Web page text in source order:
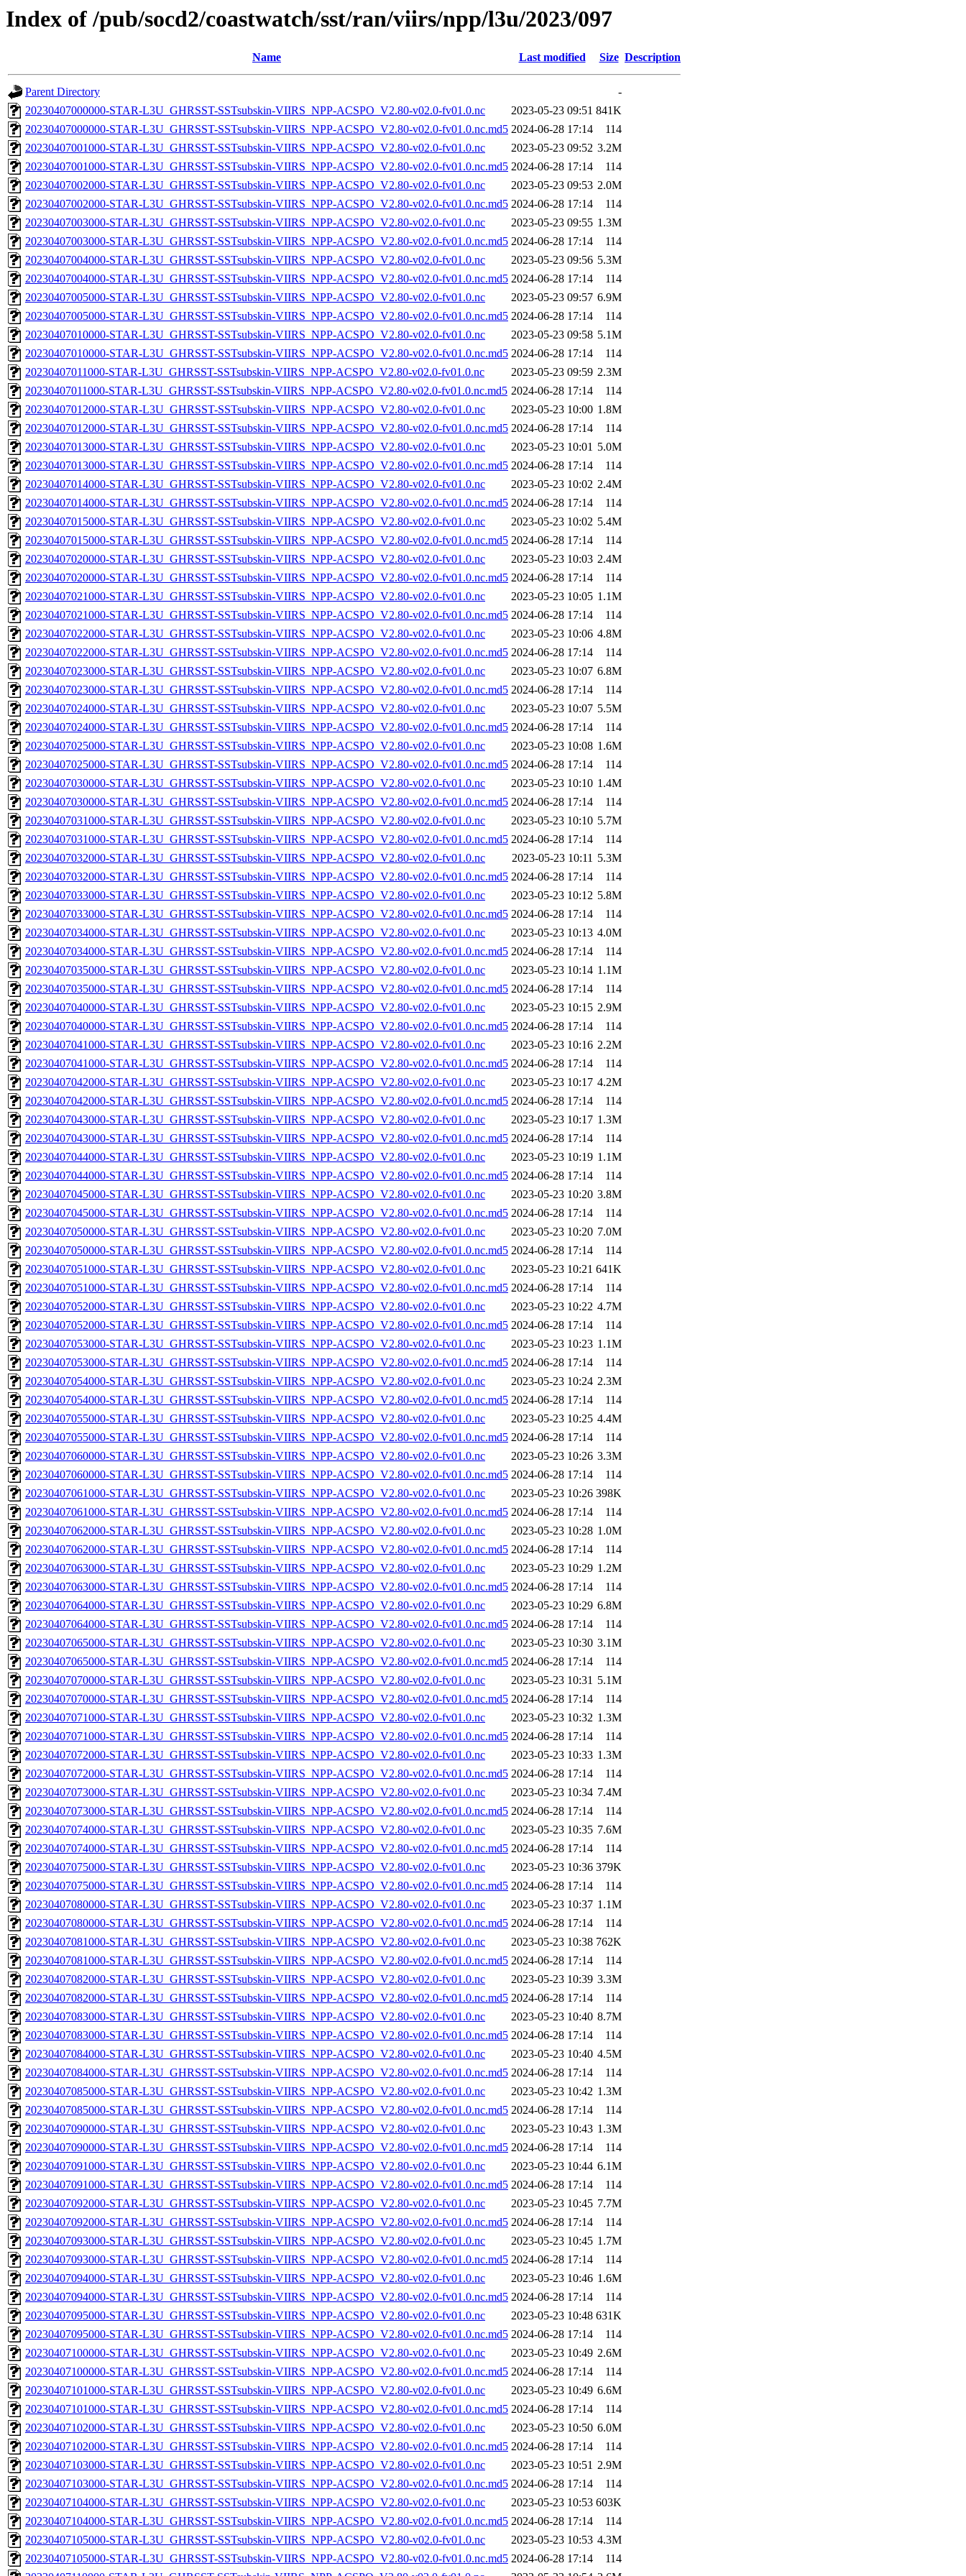
Index of /pub/socd2/coastwatch/sst/ran/viirs/npp/l3u/2023/097
Name Last modified Size Description
Parent Directory
-
20230407000000-STAR-L3U_GHRSST-SSTsubskin-VIIRS_NPP-ACSPO_V2.80-v02.0-fv01.0.nc
2023-05-23 09:51 841K
20230407000000-STAR-L3U_GHRSST-SSTsubskin-VIIRS_NPP-ACSPO_V2.80-v02.0-fv01.0.nc.md5 2024-06-28 17:14
114
20230407001000-STAR-L3U_GHRSST-SSTsubskin-VIIRS_NPP-ACSPO_V2.80-v02.0-fv01.0.nc
2023-05-23 09:52 3.2M
20230407001000-STAR-L3U_GHRSST-SSTsubskin-VIIRS_NPP-ACSPO_V2.80-v02.0-fv01.0.nc.md5 2024-06-28 17:14
114
20230407002000-STAR-L3U_GHRSST-SSTsubskin-VIIRS_NPP-ACSPO_V2.80-v02.0-fv01.0.nc
2023-05-23 09:53 2.0M
20230407002000-STAR-L3U_GHRSST-SSTsubskin-VIIRS_NPP-ACSPO_V2.80-v02.0-fv01.0.nc.md5 2024-06-28 17:14
114
20230407003000-STAR-L3U_GHRSST-SSTsubskin-VIIRS_NPP-ACSPO_V2.80-v02.0-fv01.0.nc
2023-05-23 09:55 1.3M
20230407003000-STAR-L3U_GHRSST-SSTsubskin-VIIRS_NPP-ACSPO_V2.80-v02.0-fv01.0.nc.md5 2024-06-28 17:14
114
20230407004000-STAR-L3U_GHRSST-SSTsubskin-VIIRS_NPP-ACSPO_V2.80-v02.0-fv01.0.nc
2023-05-23 09:56 5.3M
20230407004000-STAR-L3U_GHRSST-SSTsubskin-VIIRS_NPP-ACSPO_V2.80-v02.0-fv01.0.nc.md5 2024-06-28 17:14
114
20230407005000-STAR-L3U_GHRSST-SSTsubskin-VIIRS_NPP-ACSPO_V2.80-v02.0-fv01.0.nc
2023-05-23 09:57 6.9M
20230407005000-STAR-L3U_GHRSST-SSTsubskin-VIIRS_NPP-ACSPO_V2.80-v02.0-fv01.0.nc.md5 2024-06-28 17:14
114
20230407010000-STAR-L3U_GHRSST-SSTsubskin-VIIRS_NPP-ACSPO_V2.80-v02.0-fv01.0.nc
2023-05-23 09:58 5.1M
20230407010000-STAR-L3U_GHRSST-SSTsubskin-VIIRS_NPP-ACSPO_V2.80-v02.0-fv01.0.nc.md5 2024-06-28 17:14
114
20230407011000-STAR-L3U_GHRSST-SSTsubskin-VIIRS_NPP-ACSPO_V2.80-v02.0-fv01.0.nc
2023-05-23 09:59 2.3M
20230407011000-STAR-L3U_GHRSST-SSTsubskin-VIIRS_NPP-ACSPO_V2.80-v02.0-fv01.0.nc.md5 2024-06-28 17:14
114
20230407012000-STAR-L3U_GHRSST-SSTsubskin-VIIRS_NPP-ACSPO_V2.80-v02.0-fv01.0.nc
2023-05-23 10:00 1.8M
20230407012000-STAR-L3U_GHRSST-SSTsubskin-VIIRS_NPP-ACSPO_V2.80-v02.0-fv01.0.nc.md5 2024-06-28 17:14
114
20230407013000-STAR-L3U_GHRSST-SSTsubskin-VIIRS_NPP-ACSPO_V2.80-v02.0-fv01.0.nc
2023-05-23 10:01 5.0M
20230407013000-STAR-L3U_GHRSST-SSTsubskin-VIIRS_NPP-ACSPO_V2.80-v02.0-fv01.0.nc.md5 2024-06-28 17:14
114
20230407014000-STAR-L3U_GHRSST-SSTsubskin-VIIRS_NPP-ACSPO_V2.80-v02.0-fv01.0.nc
2023-05-23 10:02 2.4M
20230407014000-STAR-L3U_GHRSST-SSTsubskin-VIIRS_NPP-ACSPO_V2.80-v02.0-fv01.0.nc.md5 2024-06-28 17:14
114
20230407015000-STAR-L3U_GHRSST-SSTsubskin-VIIRS_NPP-ACSPO_V2.80-v02.0-fv01.0.nc
2023-05-23 10:02 5.4M
20230407015000-STAR-L3U_GHRSST-SSTsubskin-VIIRS_NPP-ACSPO_V2.80-v02.0-fv01.0.nc.md5 2024-06-28 17:14
114
20230407020000-STAR-L3U_GHRSST-SSTsubskin-VIIRS_NPP-ACSPO_V2.80-v02.0-fv01.0.nc
2023-05-23 10:03 2.4M
20230407020000-STAR-L3U_GHRSST-SSTsubskin-VIIRS_NPP-ACSPO_V2.80-v02.0-fv01.0.nc.md5 2024-06-28 17:14
114
20230407021000-STAR-L3U_GHRSST-SSTsubskin-VIIRS_NPP-ACSPO_V2.80-v02.0-fv01.0.nc
2023-05-23 10:05 1.1M
20230407021000-STAR-L3U_GHRSST-SSTsubskin-VIIRS_NPP-ACSPO_V2.80-v02.0-fv01.0.nc.md5 2024-06-28 17:14
114
20230407022000-STAR-L3U_GHRSST-SSTsubskin-VIIRS_NPP-ACSPO_V2.80-v02.0-fv01.0.nc
2023-05-23 10:06 4.8M
20230407022000-STAR-L3U_GHRSST-SSTsubskin-VIIRS_NPP-ACSPO_V2.80-v02.0-fv01.0.nc.md5 2024-06-28 17:14
114
20230407023000-STAR-L3U_GHRSST-SSTsubskin-VIIRS_NPP-ACSPO_V2.80-v02.0-fv01.0.nc
2023-05-23 10:07 6.8M
20230407023000-STAR-L3U_GHRSST-SSTsubskin-VIIRS_NPP-ACSPO_V2.80-v02.0-fv01.0.nc.md5 2024-06-28 17:14
114
20230407024000-STAR-L3U_GHRSST-SSTsubskin-VIIRS_NPP-ACSPO_V2.80-v02.0-fv01.0.nc
2023-05-23 10:07 5.5M
20230407024000-STAR-L3U_GHRSST-SSTsubskin-VIIRS_NPP-ACSPO_V2.80-v02.0-fv01.0.nc.md5 2024-06-28 17:14
114
20230407025000-STAR-L3U_GHRSST-SSTsubskin-VIIRS_NPP-ACSPO_V2.80-v02.0-fv01.0.nc
2023-05-23 10:08 1.6M
20230407025000-STAR-L3U_GHRSST-SSTsubskin-VIIRS_NPP-ACSPO_V2.80-v02.0-fv01.0.nc.md5 2024-06-28 17:14
114
20230407030000-STAR-L3U_GHRSST-SSTsubskin-VIIRS_NPP-ACSPO_V2.80-v02.0-fv01.0.nc
2023-05-23 10:10 1.4M
20230407030000-STAR-L3U_GHRSST-SSTsubskin-VIIRS_NPP-ACSPO_V2.80-v02.0-fv01.0.nc.md5 2024-06-28 17:14
114
20230407031000-STAR-L3U_GHRSST-SSTsubskin-VIIRS_NPP-ACSPO_V2.80-v02.0-fv01.0.nc
2023-05-23 10:10 5.7M
20230407031000-STAR-L3U_GHRSST-SSTsubskin-VIIRS_NPP-ACSPO_V2.80-v02.0-fv01.0.nc.md5 2024-06-28 17:14
114
20230407032000-STAR-L3U_GHRSST-SSTsubskin-VIIRS_NPP-ACSPO_V2.80-v02.0-fv01.0.nc
2023-05-23 10:11 5.3M
20230407032000-STAR-L3U_GHRSST-SSTsubskin-VIIRS_NPP-ACSPO_V2.80-v02.0-fv01.0.nc.md5 2024-06-28 17:14
114
20230407033000-STAR-L3U_GHRSST-SSTsubskin-VIIRS_NPP-ACSPO_V2.80-v02.0-fv01.0.nc
2023-05-23 10:12 5.8M
20230407033000-STAR-L3U_GHRSST-SSTsubskin-VIIRS_NPP-ACSPO_V2.80-v02.0-fv01.0.nc.md5 2024-06-28 17:14
114
20230407034000-STAR-L3U_GHRSST-SSTsubskin-VIIRS_NPP-ACSPO_V2.80-v02.0-fv01.0.nc
2023-05-23 10:13 4.0M
20230407034000-STAR-L3U_GHRSST-SSTsubskin-VIIRS_NPP-ACSPO_V2.80-v02.0-fv01.0.nc.md5 2024-06-28 17:14
114
20230407035000-STAR-L3U_GHRSST-SSTsubskin-VIIRS_NPP-ACSPO_V2.80-v02.0-fv01.0.nc
2023-05-23 10:14 1.1M
20230407035000-STAR-L3U_GHRSST-SSTsubskin-VIIRS_NPP-ACSPO_V2.80-v02.0-fv01.0.nc.md5 2024-06-28 17:14
114
20230407040000-STAR-L3U_GHRSST-SSTsubskin-VIIRS_NPP-ACSPO_V2.80-v02.0-fv01.0.nc
2023-05-23 10:15 2.9M
20230407040000-STAR-L3U_GHRSST-SSTsubskin-VIIRS_NPP-ACSPO_V2.80-v02.0-fv01.0.nc.md5 2024-06-28 17:14
114
20230407041000-STAR-L3U_GHRSST-SSTsubskin-VIIRS_NPP-ACSPO_V2.80-v02.0-fv01.0.nc
2023-05-23 10:16 2.2M
20230407041000-STAR-L3U_GHRSST-SSTsubskin-VIIRS_NPP-ACSPO_V2.80-v02.0-fv01.0.nc.md5 2024-06-28 17:14
114
20230407042000-STAR-L3U_GHRSST-SSTsubskin-VIIRS_NPP-ACSPO_V2.80-v02.0-fv01.0.nc
2023-05-23 10:17 4.2M
20230407042000-STAR-L3U_GHRSST-SSTsubskin-VIIRS_NPP-ACSPO_V2.80-v02.0-fv01.0.nc.md5 2024-06-28 17:14
114
20230407043000-STAR-L3U_GHRSST-SSTsubskin-VIIRS_NPP-ACSPO_V2.80-v02.0-fv01.0.nc
2023-05-23 10:17 1.3M
20230407043000-STAR-L3U_GHRSST-SSTsubskin-VIIRS_NPP-ACSPO_V2.80-v02.0-fv01.0.nc.md5 2024-06-28 17:14
114
20230407044000-STAR-L3U_GHRSST-SSTsubskin-VIIRS_NPP-ACSPO_V2.80-v02.0-fv01.0.nc
2023-05-23 10:19 1.1M
20230407044000-STAR-L3U_GHRSST-SSTsubskin-VIIRS_NPP-ACSPO_V2.80-v02.0-fv01.0.nc.md5 2024-06-28 17:14
114
20230407045000-STAR-L3U_GHRSST-SSTsubskin-VIIRS_NPP-ACSPO_V2.80-v02.0-fv01.0.nc
2023-05-23 10:20 3.8M
20230407045000-STAR-L3U_GHRSST-SSTsubskin-VIIRS_NPP-ACSPO_V2.80-v02.0-fv01.0.nc.md5 2024-06-28 17:14
114
20230407050000-STAR-L3U_GHRSST-SSTsubskin-VIIRS_NPP-ACSPO_V2.80-v02.0-fv01.0.nc
2023-05-23 10:20 7.0M
20230407050000-STAR-L3U_GHRSST-SSTsubskin-VIIRS_NPP-ACSPO_V2.80-v02.0-fv01.0.nc.md5 2024-06-28 17:14
114
20230407051000-STAR-L3U_GHRSST-SSTsubskin-VIIRS_NPP-ACSPO_V2.80-v02.0-fv01.0.nc
2023-05-23 10:21 641K
20230407051000-STAR-L3U_GHRSST-SSTsubskin-VIIRS_NPP-ACSPO_V2.80-v02.0-fv01.0.nc.md5 2024-06-28 17:14
114
20230407052000-STAR-L3U_GHRSST-SSTsubskin-VIIRS_NPP-ACSPO_V2.80-v02.0-fv01.0.nc
2023-05-23 10:22 4.7M
20230407052000-STAR-L3U_GHRSST-SSTsubskin-VIIRS_NPP-ACSPO_V2.80-v02.0-fv01.0.nc.md5 2024-06-28 17:14
114
20230407053000-STAR-L3U_GHRSST-SSTsubskin-VIIRS_NPP-ACSPO_V2.80-v02.0-fv01.0.nc
2023-05-23 10:23 1.1M
20230407053000-STAR-L3U_GHRSST-SSTsubskin-VIIRS_NPP-ACSPO_V2.80-v02.0-fv01.0.nc.md5 2024-06-28 17:14
114
20230407054000-STAR-L3U_GHRSST-SSTsubskin-VIIRS_NPP-ACSPO_V2.80-v02.0-fv01.0.nc
2023-05-23 10:24 2.3M
20230407054000-STAR-L3U_GHRSST-SSTsubskin-VIIRS_NPP-ACSPO_V2.80-v02.0-fv01.0.nc.md5 2024-06-28 17:14
114
20230407055000-STAR-L3U_GHRSST-SSTsubskin-VIIRS_NPP-ACSPO_V2.80-v02.0-fv01.0.nc
2023-05-23 10:25 4.4M
20230407055000-STAR-L3U_GHRSST-SSTsubskin-VIIRS_NPP-ACSPO_V2.80-v02.0-fv01.0.nc.md5 2024-06-28 17:14
114
20230407060000-STAR-L3U_GHRSST-SSTsubskin-VIIRS_NPP-ACSPO_V2.80-v02.0-fv01.0.nc
2023-05-23 10:26 3.3M
20230407060000-STAR-L3U_GHRSST-SSTsubskin-VIIRS_NPP-ACSPO_V2.80-v02.0-fv01.0.nc.md5 2024-06-28 17:14
114
20230407061000-STAR-L3U_GHRSST-SSTsubskin-VIIRS_NPP-ACSPO_V2.80-v02.0-fv01.0.nc
2023-05-23 10:26 398K
20230407061000-STAR-L3U_GHRSST-SSTsubskin-VIIRS_NPP-ACSPO_V2.80-v02.0-fv01.0.nc.md5 2024-06-28 17:14
114
20230407062000-STAR-L3U_GHRSST-SSTsubskin-VIIRS_NPP-ACSPO_V2.80-v02.0-fv01.0.nc
2023-05-23 10:28 1.0M
20230407062000-STAR-L3U_GHRSST-SSTsubskin-VIIRS_NPP-ACSPO_V2.80-v02.0-fv01.0.nc.md5 2024-06-28 17:14
114
20230407063000-STAR-L3U_GHRSST-SSTsubskin-VIIRS_NPP-ACSPO_V2.80-v02.0-fv01.0.nc
2023-05-23 10:29 1.2M
20230407063000-STAR-L3U_GHRSST-SSTsubskin-VIIRS_NPP-ACSPO_V2.80-v02.0-fv01.0.nc.md5 2024-06-28 17:14
114
20230407064000-STAR-L3U_GHRSST-SSTsubskin-VIIRS_NPP-ACSPO_V2.80-v02.0-fv01.0.nc
2023-05-23 10:29 6.8M
20230407064000-STAR-L3U_GHRSST-SSTsubskin-VIIRS_NPP-ACSPO_V2.80-v02.0-fv01.0.nc.md5 2024-06-28 17:14
114
20230407065000-STAR-L3U_GHRSST-SSTsubskin-VIIRS_NPP-ACSPO_V2.80-v02.0-fv01.0.nc
2023-05-23 10:30 3.1M
20230407065000-STAR-L3U_GHRSST-SSTsubskin-VIIRS_NPP-ACSPO_V2.80-v02.0-fv01.0.nc.md5 2024-06-28 17:14
114
20230407070000-STAR-L3U_GHRSST-SSTsubskin-VIIRS_NPP-ACSPO_V2.80-v02.0-fv01.0.nc
2023-05-23 10:31 5.1M
20230407070000-STAR-L3U_GHRSST-SSTsubskin-VIIRS_NPP-ACSPO_V2.80-v02.0-fv01.0.nc.md5 2024-06-28 17:14
114
20230407071000-STAR-L3U_GHRSST-SSTsubskin-VIIRS_NPP-ACSPO_V2.80-v02.0-fv01.0.nc
2023-05-23 10:32 1.3M
20230407071000-STAR-L3U_GHRSST-SSTsubskin-VIIRS_NPP-ACSPO_V2.80-v02.0-fv01.0.nc.md5 2024-06-28 17:14
114
20230407072000-STAR-L3U_GHRSST-SSTsubskin-VIIRS_NPP-ACSPO_V2.80-v02.0-fv01.0.nc
2023-05-23 10:33 1.3M
20230407072000-STAR-L3U_GHRSST-SSTsubskin-VIIRS_NPP-ACSPO_V2.80-v02.0-fv01.0.nc.md5 2024-06-28 17:14
114
20230407073000-STAR-L3U_GHRSST-SSTsubskin-VIIRS_NPP-ACSPO_V2.80-v02.0-fv01.0.nc
2023-05-23 10:34 7.4M
20230407073000-STAR-L3U_GHRSST-SSTsubskin-VIIRS_NPP-ACSPO_V2.80-v02.0-fv01.0.nc.md5 2024-06-28 17:14
114
20230407074000-STAR-L3U_GHRSST-SSTsubskin-VIIRS_NPP-ACSPO_V2.80-v02.0-fv01.0.nc
2023-05-23 10:35 7.6M
20230407074000-STAR-L3U_GHRSST-SSTsubskin-VIIRS_NPP-ACSPO_V2.80-v02.0-fv01.0.nc.md5 2024-06-28 17:14
114
20230407075000-STAR-L3U_GHRSST-SSTsubskin-VIIRS_NPP-ACSPO_V2.80-v02.0-fv01.0.nc
2023-05-23 10:36 379K
20230407075000-STAR-L3U_GHRSST-SSTsubskin-VIIRS_NPP-ACSPO_V2.80-v02.0-fv01.0.nc.md5 2024-06-28 17:14
114
20230407080000-STAR-L3U_GHRSST-SSTsubskin-VIIRS_NPP-ACSPO_V2.80-v02.0-fv01.0.nc
2023-05-23 10:37 1.1M
20230407080000-STAR-L3U_GHRSST-SSTsubskin-VIIRS_NPP-ACSPO_V2.80-v02.0-fv01.0.nc.md5 2024-06-28 17:14
114
20230407081000-STAR-L3U_GHRSST-SSTsubskin-VIIRS_NPP-ACSPO_V2.80-v02.0-fv01.0.nc
2023-05-23 10:38 762K
20230407081000-STAR-L3U_GHRSST-SSTsubskin-VIIRS_NPP-ACSPO_V2.80-v02.0-fv01.0.nc.md5 2024-06-28 17:14
114
20230407082000-STAR-L3U_GHRSST-SSTsubskin-VIIRS_NPP-ACSPO_V2.80-v02.0-fv01.0.nc
2023-05-23 10:39 3.3M
20230407082000-STAR-L3U_GHRSST-SSTsubskin-VIIRS_NPP-ACSPO_V2.80-v02.0-fv01.0.nc.md5 2024-06-28 17:14
114
20230407083000-STAR-L3U_GHRSST-SSTsubskin-VIIRS_NPP-ACSPO_V2.80-v02.0-fv01.0.nc
2023-05-23 10:40 8.7M
20230407083000-STAR-L3U_GHRSST-SSTsubskin-VIIRS_NPP-ACSPO_V2.80-v02.0-fv01.0.nc.md5 2024-06-28 17:14
114
20230407084000-STAR-L3U_GHRSST-SSTsubskin-VIIRS_NPP-ACSPO_V2.80-v02.0-fv01.0.nc
2023-05-23 10:40 4.5M
20230407084000-STAR-L3U_GHRSST-SSTsubskin-VIIRS_NPP-ACSPO_V2.80-v02.0-fv01.0.nc.md5 2024-06-28 17:14
114
20230407085000-STAR-L3U_GHRSST-SSTsubskin-VIIRS_NPP-ACSPO_V2.80-v02.0-fv01.0.nc
2023-05-23 10:42 1.3M
20230407085000-STAR-L3U_GHRSST-SSTsubskin-VIIRS_NPP-ACSPO_V2.80-v02.0-fv01.0.nc.md5 2024-06-28 17:14
114
20230407090000-STAR-L3U_GHRSST-SSTsubskin-VIIRS_NPP-ACSPO_V2.80-v02.0-fv01.0.nc
2023-05-23 10:43 1.3M
20230407090000-STAR-L3U_GHRSST-SSTsubskin-VIIRS_NPP-ACSPO_V2.80-v02.0-fv01.0.nc.md5 2024-06-28 17:14
114
20230407091000-STAR-L3U_GHRSST-SSTsubskin-VIIRS_NPP-ACSPO_V2.80-v02.0-fv01.0.nc
2023-05-23 10:44 6.1M
20230407091000-STAR-L3U_GHRSST-SSTsubskin-VIIRS_NPP-ACSPO_V2.80-v02.0-fv01.0.nc.md5 2024-06-28 17:14
114
20230407092000-STAR-L3U_GHRSST-SSTsubskin-VIIRS_NPP-ACSPO_V2.80-v02.0-fv01.0.nc
2023-05-23 10:45 7.7M
20230407092000-STAR-L3U_GHRSST-SSTsubskin-VIIRS_NPP-ACSPO_V2.80-v02.0-fv01.0.nc.md5 2024-06-28 17:14
114
20230407093000-STAR-L3U_GHRSST-SSTsubskin-VIIRS_NPP-ACSPO_V2.80-v02.0-fv01.0.nc
2023-05-23 10:45 1.7M
20230407093000-STAR-L3U_GHRSST-SSTsubskin-VIIRS_NPP-ACSPO_V2.80-v02.0-fv01.0.nc.md5 2024-06-28 17:14
114
20230407094000-STAR-L3U_GHRSST-SSTsubskin-VIIRS_NPP-ACSPO_V2.80-v02.0-fv01.0.nc
2023-05-23 10:46 1.6M
20230407094000-STAR-L3U_GHRSST-SSTsubskin-VIIRS_NPP-ACSPO_V2.80-v02.0-fv01.0.nc.md5 2024-06-28 17:14
114
20230407095000-STAR-L3U_GHRSST-SSTsubskin-VIIRS_NPP-ACSPO_V2.80-v02.0-fv01.0.nc
2023-05-23 10:48 631K
20230407095000-STAR-L3U_GHRSST-SSTsubskin-VIIRS_NPP-ACSPO_V2.80-v02.0-fv01.0.nc.md5 2024-06-28 17:14
114
20230407100000-STAR-L3U_GHRSST-SSTsubskin-VIIRS_NPP-ACSPO_V2.80-v02.0-fv01.0.nc
2023-05-23 10:49 2.6M
20230407100000-STAR-L3U_GHRSST-SSTsubskin-VIIRS_NPP-ACSPO_V2.80-v02.0-fv01.0.nc.md5 2024-06-28 17:14
114
20230407101000-STAR-L3U_GHRSST-SSTsubskin-VIIRS_NPP-ACSPO_V2.80-v02.0-fv01.0.nc
2023-05-23 10:49 6.6M
20230407101000-STAR-L3U_GHRSST-SSTsubskin-VIIRS_NPP-ACSPO_V2.80-v02.0-fv01.0.nc.md5 2024-06-28 17:14
114
20230407102000-STAR-L3U_GHRSST-SSTsubskin-VIIRS_NPP-ACSPO_V2.80-v02.0-fv01.0.nc
2023-05-23 10:50 6.0M
20230407102000-STAR-L3U_GHRSST-SSTsubskin-VIIRS_NPP-ACSPO_V2.80-v02.0-fv01.0.nc.md5 2024-06-28 17:14
114
20230407103000-STAR-L3U_GHRSST-SSTsubskin-VIIRS_NPP-ACSPO_V2.80-v02.0-fv01.0.nc
2023-05-23 10:51 2.9M
20230407103000-STAR-L3U_GHRSST-SSTsubskin-VIIRS_NPP-ACSPO_V2.80-v02.0-fv01.0.nc.md5 2024-06-28 17:14
114
20230407104000-STAR-L3U_GHRSST-SSTsubskin-VIIRS_NPP-ACSPO_V2.80-v02.0-fv01.0.nc
2023-05-23 10:53 603K
20230407104000-STAR-L3U_GHRSST-SSTsubskin-VIIRS_NPP-ACSPO_V2.80-v02.0-fv01.0.nc.md5 2024-06-28 17:14
114
20230407105000-STAR-L3U_GHRSST-SSTsubskin-VIIRS_NPP-ACSPO_V2.80-v02.0-fv01.0.nc
2023-05-23 10:53 4.3M
20230407105000-STAR-L3U_GHRSST-SSTsubskin-VIIRS_NPP-ACSPO_V2.80-v02.0-fv01.0.nc.md5 2024-06-28 17:14
114